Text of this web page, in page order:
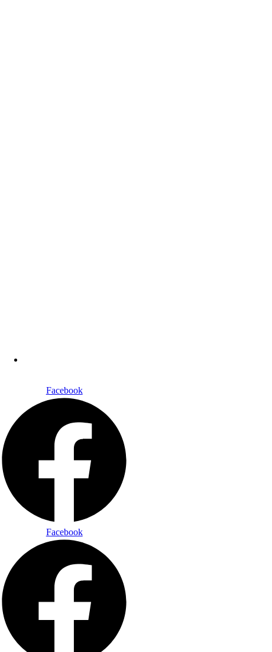
Facebook
Facebook